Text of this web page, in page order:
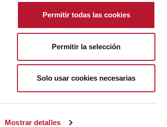
Mostrar detalles
Permitir todas las cookies
Permitir la selección
Solo usar cookies necesarias
ResponsiveVoice-NonCommercial licensed under